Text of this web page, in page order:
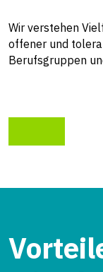
Wir verstehen
offener und
Berufsgruppen